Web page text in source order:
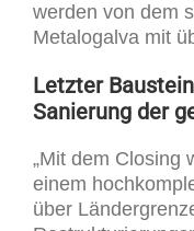
werden von dem
Metalogalva mit
Letzter
Sanierung der
„Mit dem Closing
einem
über